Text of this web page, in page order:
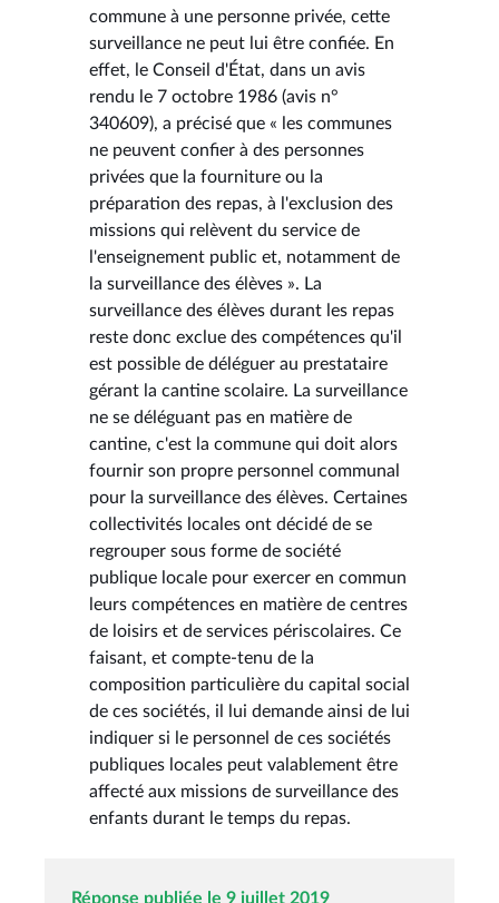
commune à une personne privée, cette
surveillance ne peut lui être confiée. En
effet, le Conseil d'État, dans un avis
rendu le 7 octobre 1986 (avis n°
340609), a précisé que « les communes
ne peuvent confier à des personnes
privées que la fourniture ou la
préparation des repas, à l'exclusion des
missions qui relèvent du service de
l'enseignement public et, notamment de
la surveillance des élèves ». La
surveillance des élèves durant les repas
reste donc exclue des compétences qu'il
est possible de déléguer au prestataire
gérant la cantine scolaire. La surveillance
ne se déléguant pas en matière de
cantine, c'est la commune qui doit alors
fournir son propre personnel communal
pour la surveillance des élèves. Certaines
collectivités locales ont décidé de se
regrouper sous forme de société
publique locale pour exercer en commun
leurs compétences en matière de centres
de loisirs et de services périscolaires. Ce
faisant, et compte-tenu de la
composition particulière du capital social
de ces sociétés, il lui demande ainsi de lui
indiquer si le personnel de ces sociétés
publiques locales peut valablement être
affecté aux missions de surveillance des
enfants durant le temps du repas.
Réponse publiée le 9 juillet 2019